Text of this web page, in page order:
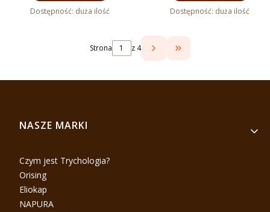
Dostępność: duża ilość Dostępność: duża ilość
Strona z 4
PRZEJDŹ DO
Linki w stopce
NASZE MARKI
Czym jest Trychologia?
Orising
Eliokap
NAPURA